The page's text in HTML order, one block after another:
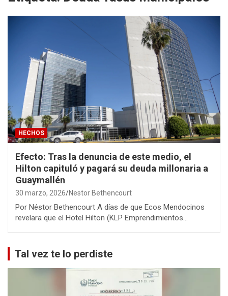
HECHOS
Efecto: Tras la denuncia de este medio, el
Hilton capituló y pagará su deuda millonaria a
Guaymallén
30 marzo, 2026 Nestor Bethencourt
Por Néstor Bethencourt A días de que Ecos Mendocinos
revelara que el Hotel Hilton (KLP Emprendimientos…
Tal vez te lo perdiste